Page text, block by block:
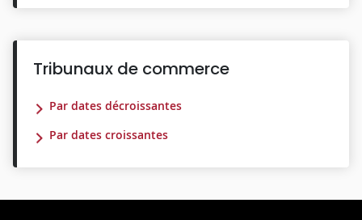
Tribunaux de commerce
Par dates décroissantes
Par dates croissantes